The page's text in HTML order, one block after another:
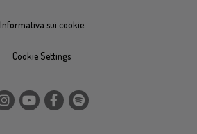
Informativa sui cookie
Cookie Settings